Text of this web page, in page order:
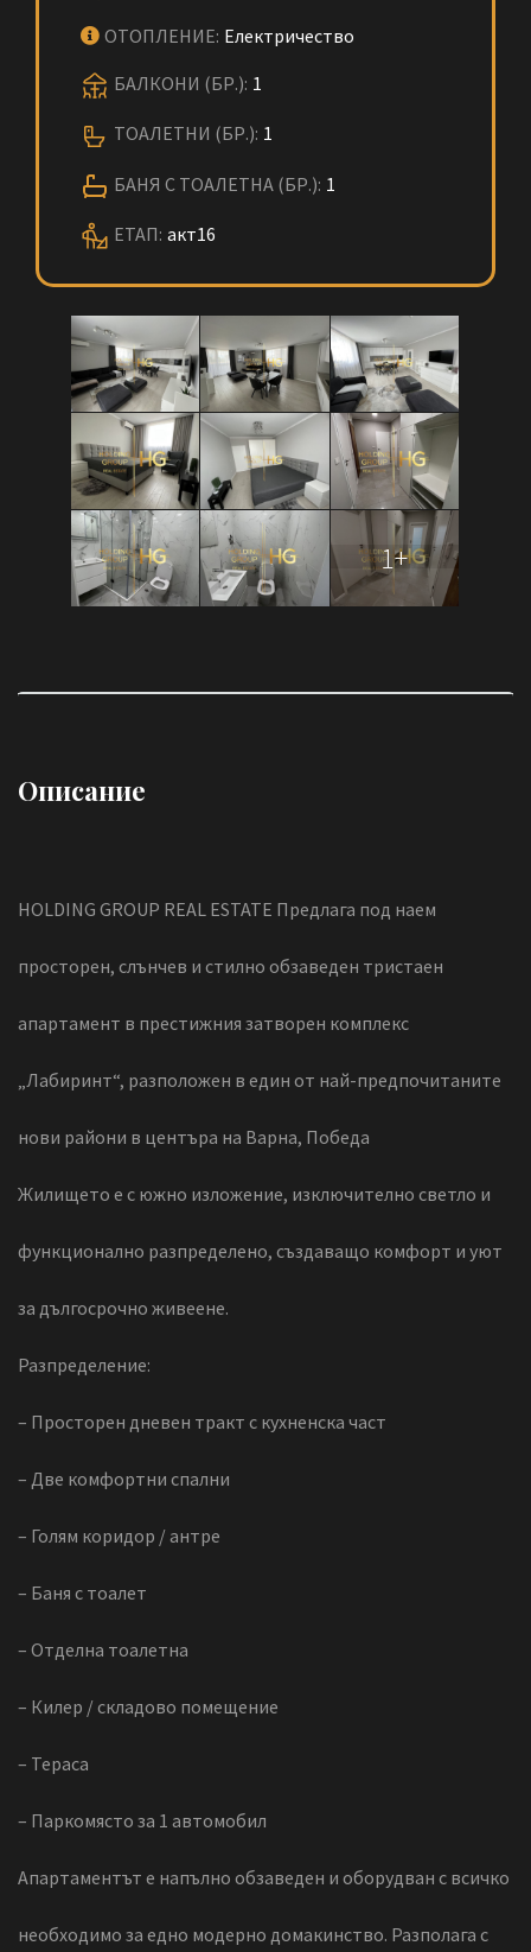
ОТОПЛЕНИЕ: Електричество
БАЛКОНИ (БР.): 1
ТОАЛЕТНИ (БР.): 1
БАНЯ С ТОАЛЕТНА (БР.): 1
ЕТАП: акт16
1+
Описание
HOLDING GROUP REAL ESTATE Предлага под наем
просторен, слънчев и стилно обзаведен тристаен
апартамент в престижния затворен комплекс
„Лабиринт“, разположен в един от най-предпочитаните
нови райони в центъра на Варна, Победа
Жилището е с южно изложение, изключително светло и
функционално разпределено, създаващо комфорт и уют
за дългосрочно живеене.
Разпределение:
– Просторен дневен тракт с кухненска част
– Две комфортни спални
– Голям коридор / антре
– Баня с тоалет
– Отделна тоалетна
– Килер / складово помещение
– Тераса
– Паркомясто за 1 автомобил
Апартаментът е напълно обзаведен и оборудван с всичко
необходимо за едно модерно домакинство. Разполага с